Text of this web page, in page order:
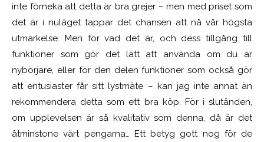
inte förneka att detta är bra grejer – men med priset som
det är i nuläget tappar det chansen att nå vår högsta
utmärkelse. Men för vad det är, och dess tillgång till
funktioner som gör det lätt att använda om du är
nybörjare, eller för den delen funktioner som också gör
att entusiaster får sitt lystmäte – kan jag inte annat än
rekommendera detta som ett bra köp. För i slutänden,
om upplevelsen är så kvalitativ som denna, då är det
åtminstone värt pengarna… Ett betyg gott nog för de